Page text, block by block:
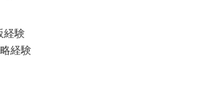
経験
経験